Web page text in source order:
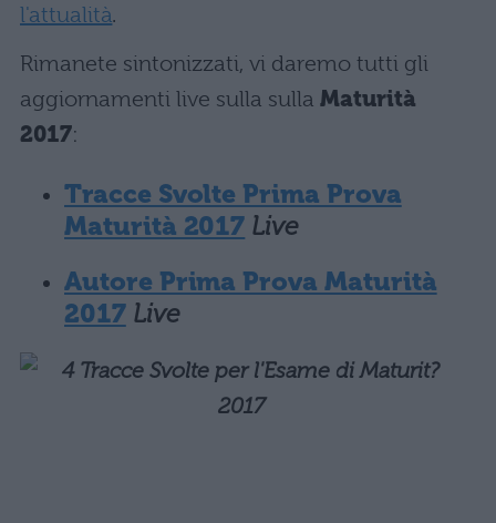
l'attualità.
Rimanete sintonizzati, vi daremo tutti gli
aggiornamenti live sulla sulla Maturità
2017:
Tracce Svolte Prima Prova
Maturità 2017 Live
Autore Prima Prova Maturità
2017 Live